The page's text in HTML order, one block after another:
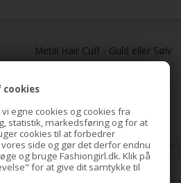
egne cookies og cookies fra
statistik, markedsføring og for at
cookies til at forbedrer
side og gør det derfor endnu
og bruge Fashiongirl.dk. Klik på
for at give dit samtykke til
Metal Hair Cuff - Guld eller Sølv
39,00
Topsy Tail - Pakke med 2 stk